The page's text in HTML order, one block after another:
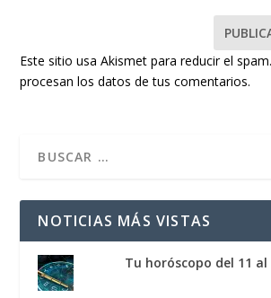
Este sitio usa Akismet para reducir el
procesan los datos de tus comentarios.
NOTICIAS MÁS VISTAS
Tu horóscopo del 11 al